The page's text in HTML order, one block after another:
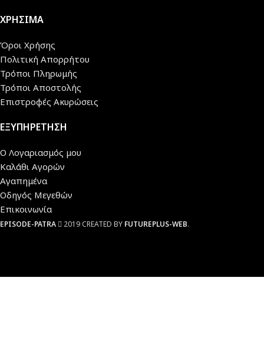
ΧΡΗΣΙΜΑ
Όροι Χρήσης
Πολιτική Απορρήτου
Τρόποι Πληρωμής
Τρόποι Αποστολής
Επιστροφές Ακυρώσεις
ΕΞΥΠΗΡΕΤΗΣΗ
Ο Λογαριασμός μου
Καλάθι Αγορών
Αγαπημένα
Οδηγός Μεγεθών
Επικοινωνία
EPISODE-PATRA 2019 CREATED BY FUTUREPLUS-WEB.